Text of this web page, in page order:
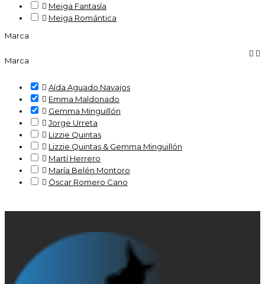
 Meiga Fantasía
 Meiga Romántica
Marca
Marca
 
 Aída Aguado Navajos
 Emma Maldonado
 Gemma Minguillón
 Jorge Urreta
 Lizzie Quintas
 Lizzie Quintas & Gemma Minguillón
 Martí Herrero
 María Belén Montoro
 Óscar Romero Cano